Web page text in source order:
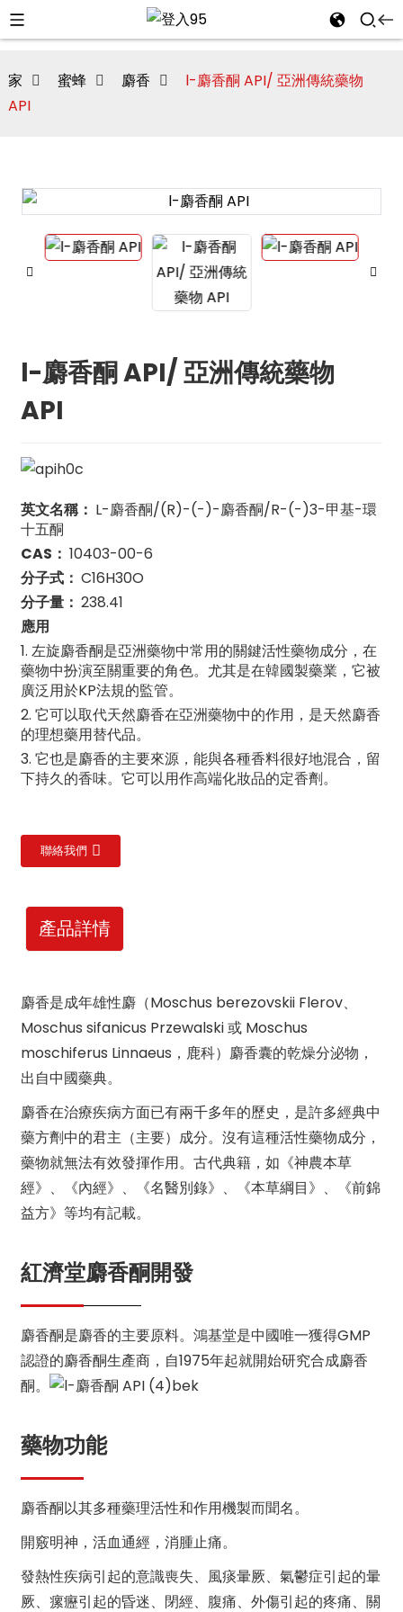
家 蜜蜂 麝香
l-麝香酮 API/ 亞洲傳統藥物
API
l-麝香酮 API/ 亞洲傳統藥物
API
英文名稱： L-麝香酮/(R)-(-)-麝香酮/R-(-)3-甲基-環
十五酮
CAS： 10403-00-6
分子式： C16H30O
分子量： 238.41
應用
1. 左旋麝香酮是亞洲藥物中常用的關鍵活性藥物成分，在
藥物中扮演至關重要的角色。尤其是在韓國製藥業，它被
廣泛用於KP法規的監管。
2. 它可以取代天然麝香在亞洲藥物中的作用，是天然麝香
的理想藥用替代品。
3. 它也是麝香的主要來源，能與各種香料很好地混合，留
下持久的香味。它可以用作高端化妝品的定香劑。
聯絡我們
產品詳情
麝香是成年雄性麝（Moschus berezovskii Flerov、
Moschus sifanicus Przewalski 或 Moschus
moschiferus Linnaeus，鹿科）麝香囊的乾燥分泌物，
出自中國藥典。
麝香在治療疾病方面已有兩千多年的歷史，是許多經典中
藥方劑中的君主（主要）成分。沒有這種活性藥物成分，
藥物就無法有效發揮作用。古代典籍，如《神農本草
經》、《內經》、《名醫別錄》、《本草綱目》、《前錦
益方》等均有記載。
紅濟堂麝香酮開發
麝香酮是麝香的主要原料。鴻基堂是中國唯一獲得GMP
認證的麝香酮生產商，自1975年起就開始研究合成麝香
酮。
藥物功能
麝香酮以其多種藥理活性和作用機製而聞名。
開竅明神，活血通經，消腫止痛。
發熱性疾病引起的意識喪失、風痰暈厥、氣鬱症引起的暈
厥、瘰癧引起的昏迷、閉經、腹痛、外傷引起的疼痛、關